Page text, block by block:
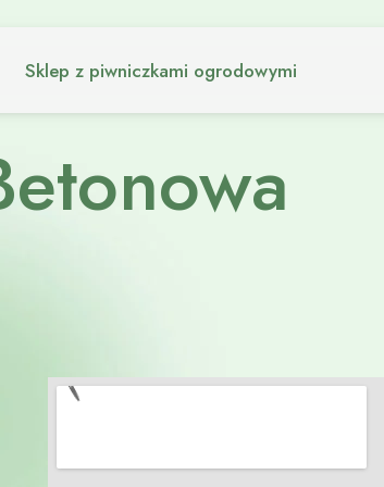
Sklep z piwniczkami ogrodowymi